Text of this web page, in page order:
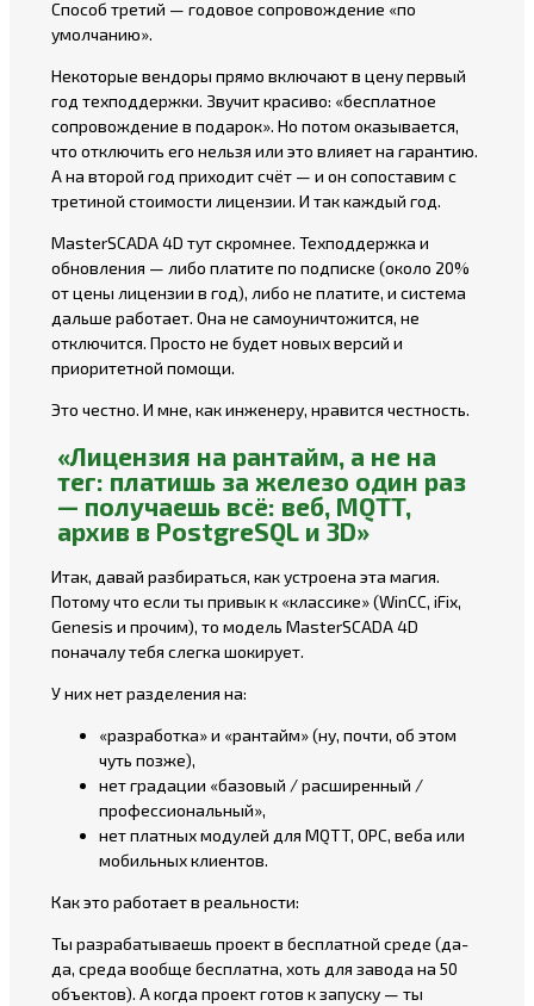
Способ третий — годовое сопровождение «по
умолчанию».
Некоторые вендоры прямо включают в цену первый
год техподдержки. Звучит красиво: «бесплатное
сопровождение в подарок». Но потом оказывается,
что отключить его нельзя или это влияет на гарантию.
А на второй год приходит счёт — и он сопоставим с
третиной стоимости лицензии. И так каждый год.
MasterSCADA 4D тут скромнее. Техподдержка и
обновления — либо платите по подписке (около 20%
от цены лицензии в год), либо не платите, и система
дальше работает. Она не самоуничтожится, не
отключится. Просто не будет новых версий и
приоритетной помощи.
Это честно. И мне, как инженеру, нравится честность.
«Лицензия на рантайм, а не на
тег: платишь за железо один раз
— получаешь всё: веб, MQTT,
архив в PostgreSQL и 3D»
Итак, давай разбираться, как устроена эта магия.
Потому что если ты привык к «классике» (WinCC, iFix,
Genesis и прочим), то модель MasterSCADA 4D
поначалу тебя слегка шокирует.
У них нет разделения на:
«разработка» и «рантайм» (ну, почти, об этом
чуть позже),
нет градации «базовый / расширенный /
профессиональный»,
нет платных модулей для MQTT, OPC, веба или
мобильных клиентов.
Как это работает в реальности:
Ты разрабатываешь проект в бесплатной среде (да-
да, среда вообще бесплатна, хоть для завода на 50
объектов). А когда проект готов к запуску — ты